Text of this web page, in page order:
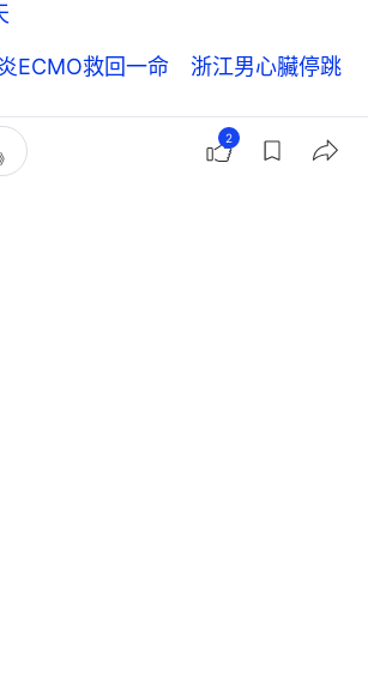
ECMO救回一命 浙江男心臟停跳
跳器官衰竭？ 廣州少女用 ECMO
2